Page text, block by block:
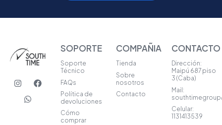
I
n
F
a
W
a
t
SOPORTE
Soporte
Técnico
FAQs
Política de
devoluciones
Cómo
comprar
COMPAÑIA
Tienda
Sobre
nosotros
Contacto
CONTACTO
Dirección:
Maipú 687 piso
3 (Caba)
Mail:
Celular:
1131413539